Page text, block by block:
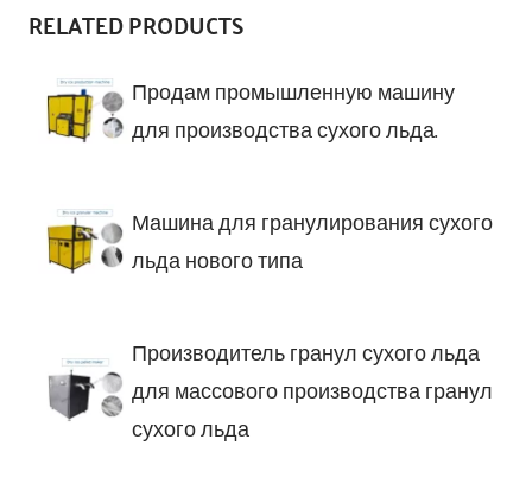
RELATED PRODUCTS
Продам промышленную машину
для производства сухого льда.
Машина для гранулирования сухого
льда нового типа
Производитель гранул сухого льда
для массового производства гранул
сухого льда